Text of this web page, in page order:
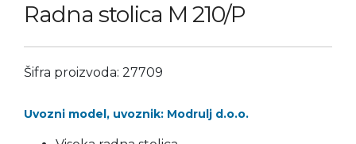
Radna stolica M 210/P
Šifra proizvoda: 27709
Uvozni model, uvoznik: Modrulj d.o.o.